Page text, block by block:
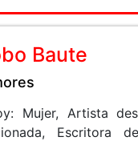
Baute
Mujer, Artista
Escritora